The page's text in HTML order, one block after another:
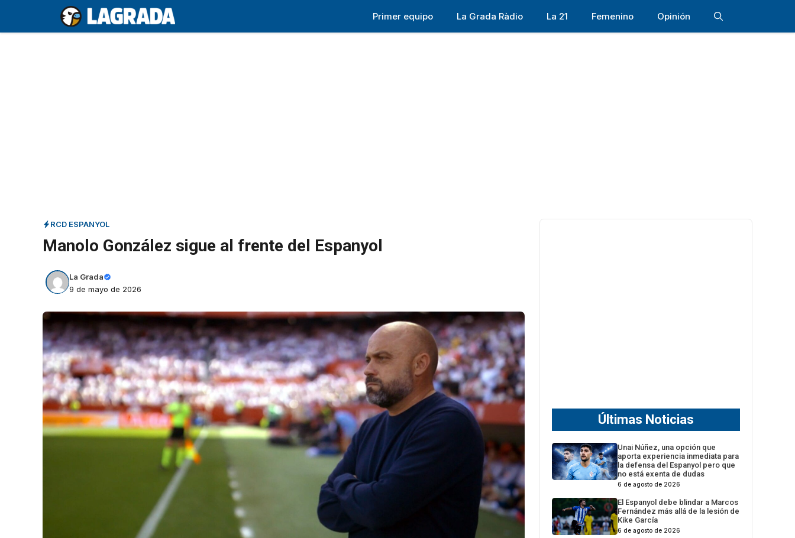
contenido
Primer equipo La Grada Ràdio La 21 Femenino Opinión
RCD ESPANYOL
Manolo González sigue al frente del Espanyol
La Grada
9 de mayo de 2026
Últimas Noticias
Unai Núñez, una opción que
aporta experiencia inmediata para
la defensa del Espanyol pero que
no está exenta de dudas
6 de agosto de 2026
El Espanyol debe blindar a Marcos
Fernández más allá de la lesión de
Kike García
6 de agosto de 2026